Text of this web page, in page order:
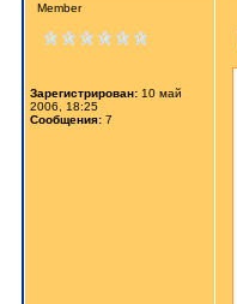
Member
Зарегистрирован: 10 май
2006, 18:25
Сообщения: 7